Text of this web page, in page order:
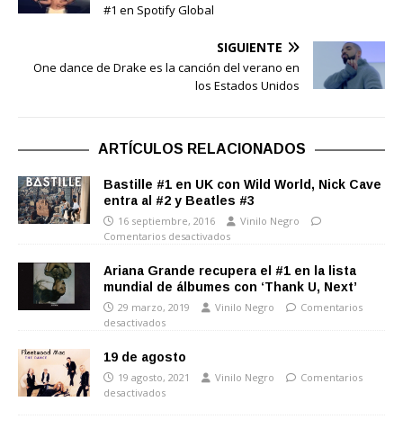
#1 en Spotify Global
SIGUIENTE
One dance de Drake es la canción del verano en
los Estados Unidos
ARTÍCULOS RELACIONADOS
Bastille #1 en UK con Wild World, Nick Cave
entra al #2 y Beatles #3
16 septiembre, 2016
Vinilo Negro
Comentarios desactivados
Ariana Grande recupera el #1 en la lista
mundial de álbumes con ‘Thank U, Next’
29 marzo, 2019 Vinilo Negro
Comentarios
desactivados
19 de agosto
19 agosto, 2021 Vinilo Negro
Comentarios
desactivados